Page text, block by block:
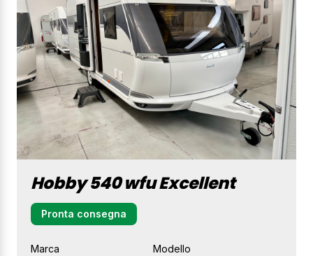
Hobby 540 wfu Excellent
Pronta consegna
Marca Modello